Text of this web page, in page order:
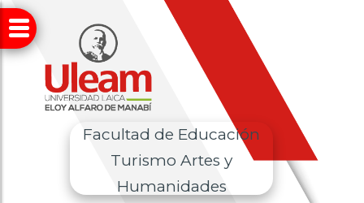
Facultad de Educación
Turismo Artes y
Humanidades